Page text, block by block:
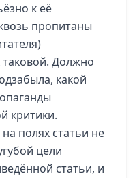
к её
пропитаны
таковой. Должно
какой
критики.
полях статьи не
цели
статьи, и